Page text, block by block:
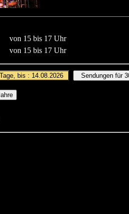
von 15 bis 17 Uhr
von 15 bis 17 Uhr